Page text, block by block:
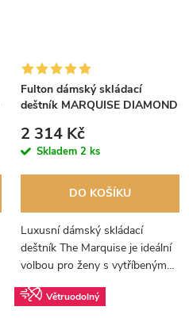
Fulton dámský skládací
deštník MARQUISE DIAMOND
2 314 Kč
Skladem 2 ks
DO KOŠÍKU
Luxusní dámský skládací
deštník The Marquise je ideální
volbou pro ženy s vytříbeným
kožená rukojeť a stylové
Větruodolný